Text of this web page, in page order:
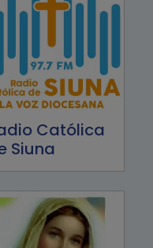
Católica
Siuna